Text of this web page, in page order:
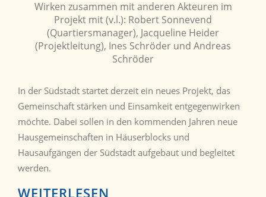
Wirken zusammen mit anderen Akteuren im
Projekt mit (v.l.): Robert Sonnevend
(Quartiersmanager), Jacqueline Heider
(Projektleitung), Ines Schröder und Andreas
Schröder
In der Südstadt startet derzeit ein neues Projekt, das
Gemeinschaft stärken und Einsamkeit entgegenwirken
möchte. Dabei sollen in den kommenden Jahren neue
Hausgemeinschaften in Häuserblocks und
Hausaufgängen der Südstadt aufgebaut und begleitet
werden.
WEITERLESEN